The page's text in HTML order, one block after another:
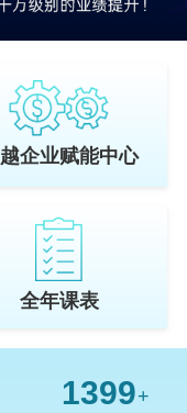
企业赋能中心
全年课表
1400+